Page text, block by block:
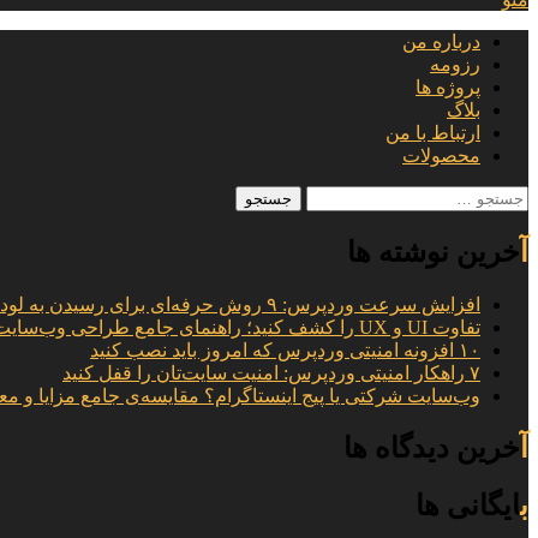
درباره من
رزومه
پروژه ها
بلاگ
ارتباط با من
محصولات
جستجو
آخرین نوشته ها
افزایش سرعت وردپرس: ۹ روش حرفه‌ای برای رسیدن به لود ۱ ثانیه
تفاوت UI و UX را کشف کنید؛ راهنمای جامع طراحی وب‌سایت
۱۰ افزونه امنیتی وردپرس که امروز باید نصب کنید
۷ راهکار امنیتی وردپرس: امنیت سایت‌تان را قفل کنید
وب‌سایت شرکتی یا پیج اینستاگرام؟ مقایسه‌ی جامع مزایا و
آخرین دیدگاه ها
بایگانی ها